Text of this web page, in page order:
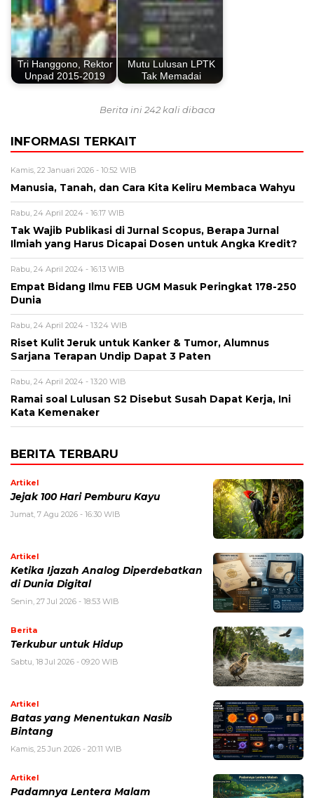
Tri Hanggono, Rektor
Unpad 2015-2019
Mutu Lulusan LPTK
Tak Memadai
Berita ini 242 kali dibaca
INFORMASI TERKAIT
Kamis, 22 Januari 2026 - 10:52 WIB
Manusia, Tanah, dan Cara Kita Keliru Membaca Wahyu
Rabu, 24 April 2024 - 16:17 WIB
Tak Wajib Publikasi di Jurnal Scopus, Berapa Jurnal
Ilmiah yang Harus Dicapai Dosen untuk Angka Kredit?
Rabu, 24 April 2024 - 16:13 WIB
Empat Bidang Ilmu FEB UGM Masuk Peringkat 178-250
Dunia
Rabu, 24 April 2024 - 13:24 WIB
Riset Kulit Jeruk untuk Kanker & Tumor, Alumnus
Sarjana Terapan Undip Dapat 3 Paten
Rabu, 24 April 2024 - 13:20 WIB
Ramai soal Lulusan S2 Disebut Susah Dapat Kerja, Ini
Kata Kemenaker
BERITA TERBARU
Artikel
Jejak 100 Hari Pemburu Kayu
Jumat, 7 Agu 2026 - 16:30 WIB
Artikel
Ketika Ijazah Analog Diperdebatkan
di Dunia Digital
Senin, 27 Jul 2026 - 18:53 WIB
Berita
Terkubur untuk Hidup
Sabtu, 18 Jul 2026 - 09:20 WIB
Artikel
Batas yang Menentukan Nasib
Bintang
Kamis, 25 Jun 2026 - 20:11 WIB
Artikel
Padamnya Lentera Malam